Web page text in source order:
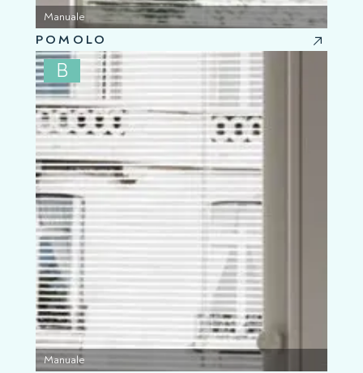
Manuale
POMOLO
B
Manuale